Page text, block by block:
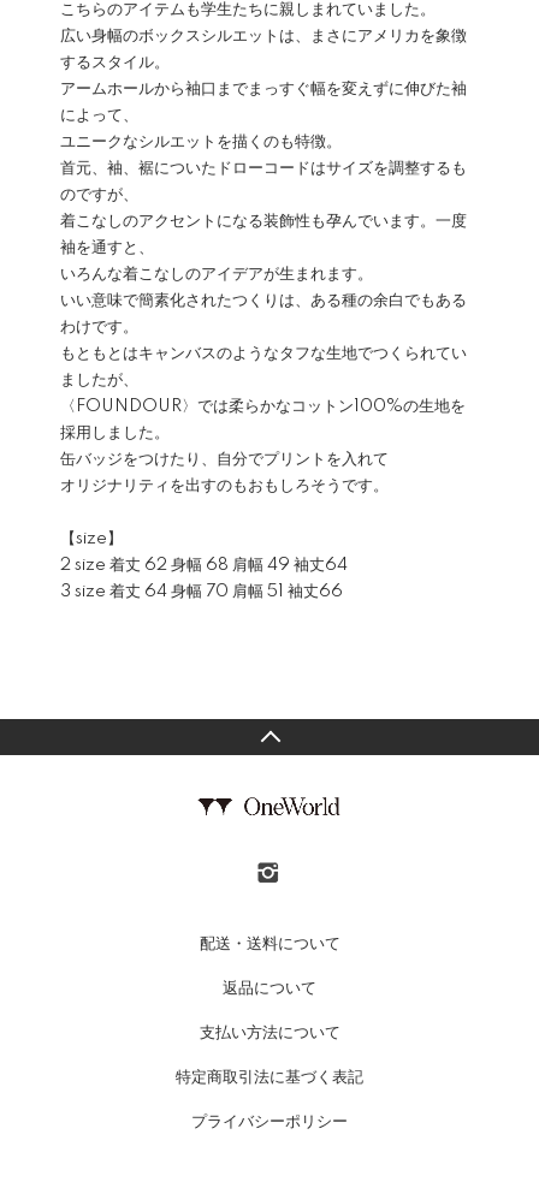
こちらのアイテムも学生たちに親しまれていました。
広い身幅のボックスシルエットは、まさにアメリカを象徴
するスタイル。
アームホールから袖口までまっすぐ幅を変えずに伸びた袖
によって、
ユニークなシルエットを描くのも特徴。
首元、袖、裾についたドローコードはサイズを調整するも
のですが、
着こなしのアクセントになる装飾性も孕んでいます。一度
袖を通すと、
いろんな着こなしのアイデアが生まれます。
いい意味で簡素化されたつくりは、ある種の余白でもある
わけです。
もともとはキャンバスのようなタフな生地でつくられてい
ましたが、
〈FOUNDOUR〉では柔らかなコットン100%の生地を
採用しました。
缶バッジをつけたり、自分でプリントを入れて
オリジナリティを出すのもおもしろそうです。
【size】
2 size 着丈 62 身幅 68 肩幅 49 袖丈64
3 size 着丈 64 身幅 70 肩幅 51 袖丈66
配送・送料について
返品について
支払い方法について
特定商取引法に基づく表記
プライバシーポリシー